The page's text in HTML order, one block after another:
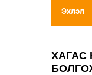
Эхлэл
ХАГАС